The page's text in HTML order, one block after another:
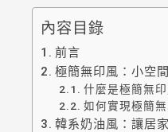
內容目錄
前言
極簡無印風：小空
什麼是極簡無印
如何實現極簡無
韓系奶油風：讓居